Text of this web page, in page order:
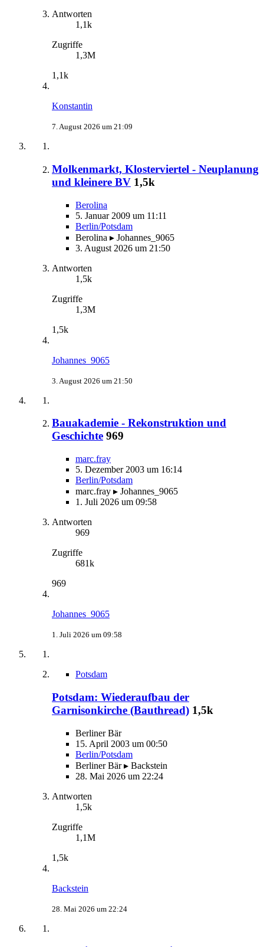
Antworten
1,1k
Zugriffe
1,3M
1,1k
Konstantin
7. August 2026 um 21:09
Molkenmarkt, Klosterviertel - Neuplanung
und kleinere BV 1,5k
Berolina
5. Januar 2009 um 11:11
Berlin/Potsdam
Berolina ▸ Johannes_9065
3. August 2026 um 21:50
Antworten
1,5k
Zugriffe
1,3M
1,5k
Johannes_9065
3. August 2026 um 21:50
Bauakademie - Rekonstruktion und
Geschichte 969
marc.fray
5. Dezember 2003 um 16:14
Berlin/Potsdam
marc.fray ▸ Johannes_9065
1. Juli 2026 um 09:58
Antworten
969
Zugriffe
681k
969
Johannes_9065
1. Juli 2026 um 09:58
Potsdam
Potsdam: Wiederaufbau der
Garnisonkirche (Bauthread) 1,5k
Berliner Bär
15. April 2003 um 00:50
Berlin/Potsdam
Berliner Bär ▸ Backstein
28. Mai 2026 um 22:24
Antworten
1,5k
Zugriffe
1,1M
1,5k
Backstein
28. Mai 2026 um 22:24